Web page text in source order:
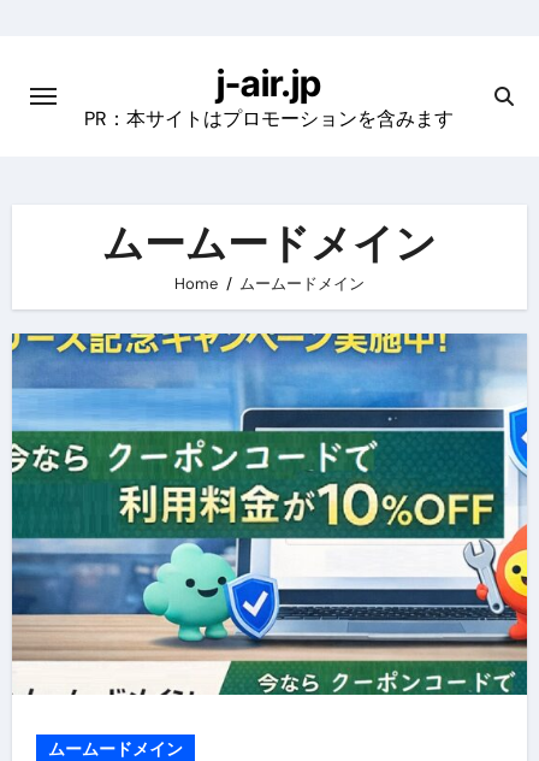
content
j-air.jp
PR：本サイトはプロモーションを含みます
ムームードメイン
Home ムームードメイン
ムームードメイン